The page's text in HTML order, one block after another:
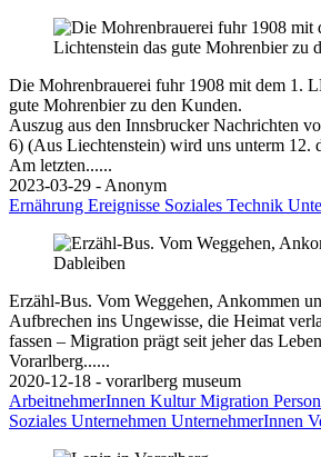
Die Mohrenbrauerei fuhr 1908 mit dem 1.
gute Mohrenbier zu den Kunden.
Auszug aus den Innsbrucker Nachrichten
6) (Aus Liechtenstein) wird uns unterm 12.
Am letzten......
2023-03-29 - Anonym
Ernährung Ereignisse Soziales Technik
Erzähl-Bus. Vom Weggehen, Ankommen
Aufbrechen ins Ungewisse, die Heimat
fassen – Migration prägt seit jeher das
Vorarlberg......
2020-12-18 - vorarlberg museum
ArbeitnehmerInnen KulturMigration
Soziales Unternehmen UnternehmerInnen